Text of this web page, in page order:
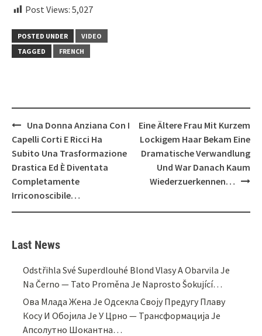
Post Views: 5,027
POSTED UNDER
VIDEO
TAGGED
FRENCH
Post
navigation
Una Donna Anziana Con I
Capelli Corti E Ricci Ha
Subito Una Trasformazione
Drastica Ed È Diventata
Completamente
Irriconoscibile…
Eine Ältere Frau Mit Kurzem
Lockigem Haar Bekam Eine
Dramatische Verwandlung
Und War Danach Kaum
Wiederzuerkennen…
Last News
Odstřihla Své Superdlouhé Blond Vlasy A Obarvila Je
Na Černo — Tato Proměna Je Naprosto Šokující…
Ова Млада Жена Је Одсекла Своју Предугу Плаву
Косу И Обојила Је У Црно — Трансформација Је
Апсолутно Шокантна…